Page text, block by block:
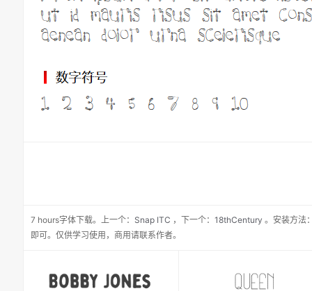
7 hours字体下载。 上一个： Snap ITC ， 下一个： 18thCentury 。安装方法
即可。仅供学习使用，商用请联系作者。